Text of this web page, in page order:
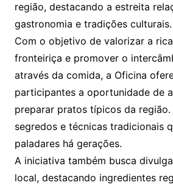
região, destacando a estreita
gastronomia e tradições culturais.
Com o objetivo de valorizar a
fronteiriça e promover o
através da comida, a Oficina
participantes a oportunidade de
preparar pratos típicos da
segredos e técnicas tradicionais
paladares há gerações.
A iniciativa também busca
local, destacando ingredientes